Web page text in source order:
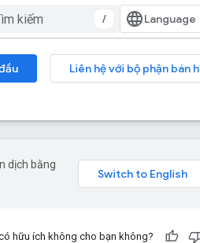
/
Liên hệ với bộ phận bán
dịch bằng
hữu ích không cho bạn không?